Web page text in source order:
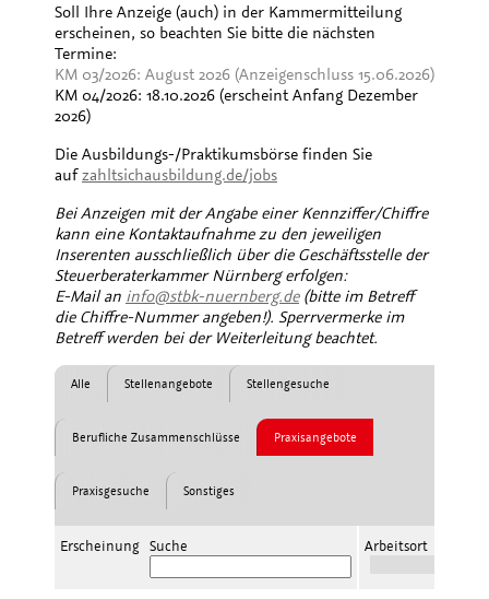
Soll Ihre Anzeige (auch) in der Kammermitteilung
erscheinen, so beachten Sie bitte die nächsten
Termine:
KM 03/2026: August 2026 (Anzeigenschluss 15.06.2026)
KM 04/2026: 18.10.2026 (erscheint Anfang Dezember
2026)
Die Ausbildungs-/Praktikumsbörse finden Sie
aufzahltsichausbildung.de/jobs
Bei Anzeigen mit der Angabe einer Kennziffer/Chiffre
kann eine Kontaktaufnahme zu den jeweiligen
Inserenten ausschließlich über die Geschäftsstelle der
Steuerberaterkammer Nürnberg erfolgen:
E-Mail an info@stbk-nuernberg.de(bitte im Betreff
die Chiffre-Nummer angeben!). Sperrvermerke im
Betreff werden bei der Weiterleitung beachtet.
Alle Stellenangebote Stellengesuche
Berufliche Zusammenschlüsse Praxisangebote
Praxisgesuche Sonstiges
Erscheinung Suche Arbeitsort